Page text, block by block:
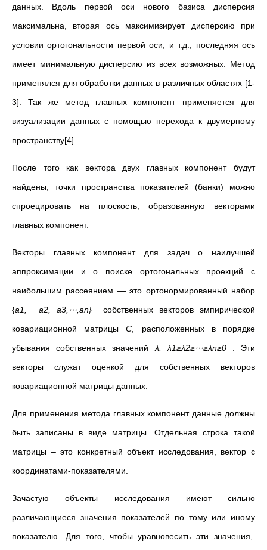
данных. Вдоль первой оси нового базиса дисперсия
максимальна, вторая ось максимизирует дисперсию при
условии ортогональности первой оси, и т.д., последняя ось
имеет минимальную дисперсию из всех возможных. Метод
применялся для обработки данных в различных областях [1-
3]. Так же метод главных компонент применяется для
визуализации данных с помощью перехода к двумерному
пространству[4].
После того как вектора двух главных компонент будут
найдены, точки пространства показателей (банки) можно
спроецировать на плоскость, образованную векторами
главных компонент.
Векторы главных компонент для задач о наилучшей
аппроксимации и о поиске ортогональных проекций с
наибольшим рассеянием — это ортонормированный набор
{a1 a2, a3,⋯, an}собственных векторов эмпирической
ковариационной матрицыC , расположенных в порядке
убывания собственных значений λ: λ1≥λ2≥⋯≥λn≥0. Эти
векторы служат оценкой для собственных векторов
ковариационной матрицы данных.
Для применения метода главных компонент данные должны
быть записаны в виде матрицы. Отдельная строка такой
матрицы – это конкретный объект исследования, вектор с
координатами-показателями.
Зачастую объекты исследования имеют сильно
различающиеся значения показателей по тому или иному
показателю. Для того, чтобы уравновесить эти значения,